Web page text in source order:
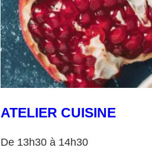
ATELIER CUISINE
De 13h30 à 14h30